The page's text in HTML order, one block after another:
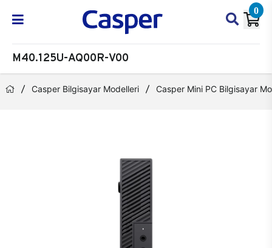
0
M40.125U-AQ00R-V00
Casper Bilgisayar Modelleri Casper Mini PC Bilgisayar